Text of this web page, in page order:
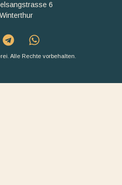
6
Alle Rechte vorbehalten.